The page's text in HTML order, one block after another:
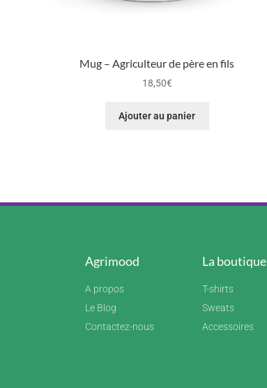
Mug – Agriculteur de père en fils
18,50€
Ajouter au panier
Agrimood
A propos
Le Blog
Contactez-nous
La boutique
T-shirts
Sweats
Accessoires